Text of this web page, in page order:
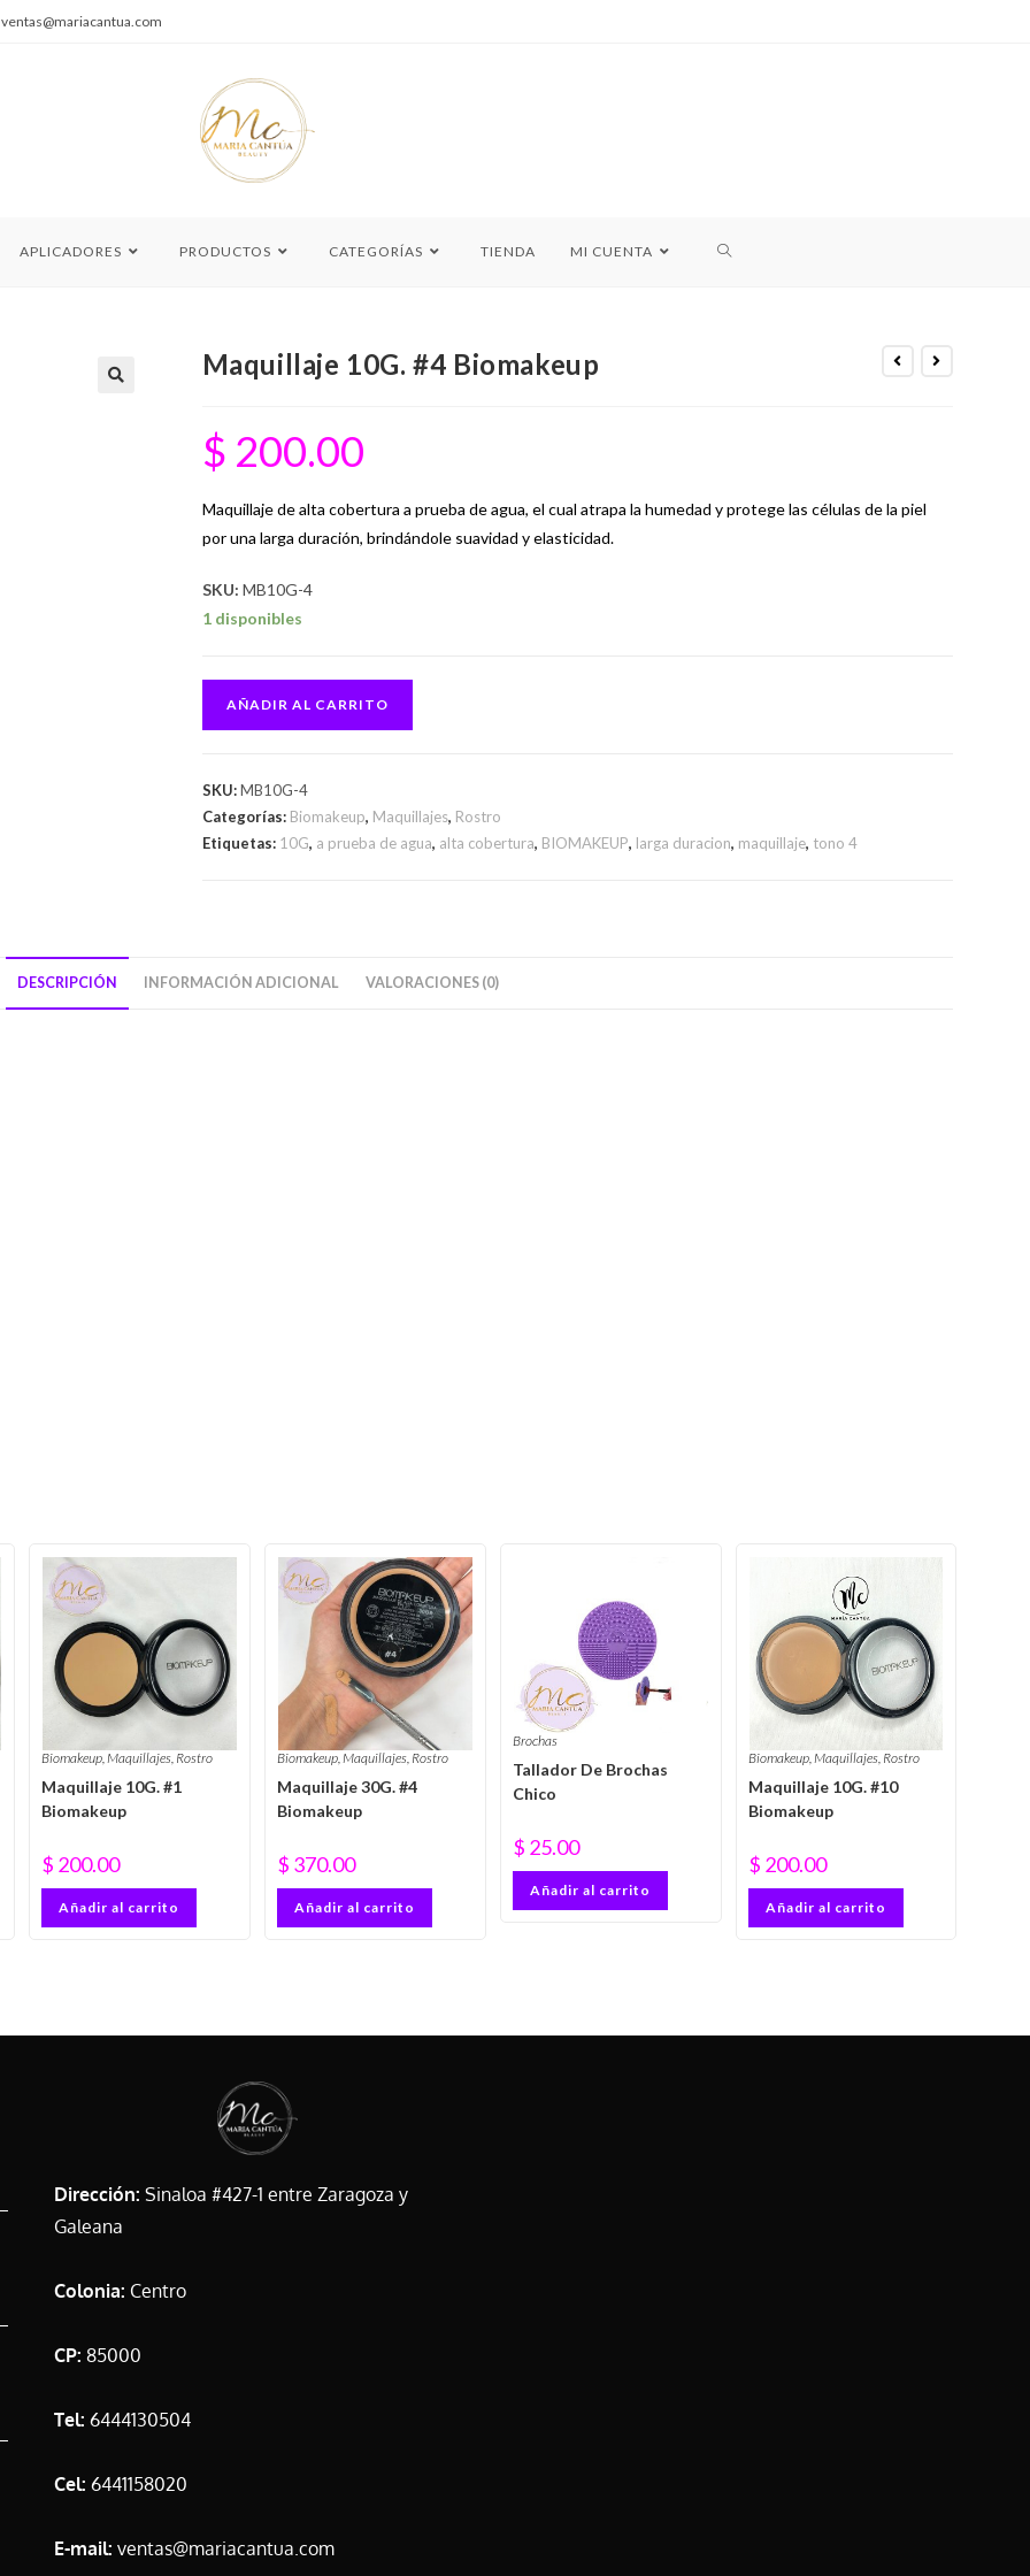
ventas@mariacantua.com
APLICADORES PRODUCTOS CATEGORÍAS TIENDA MI CUENTA
Maquillaje 10G. #4 Biomakeup
$ 200.00
Maquillaje de alta cobertura a prueba de agua, el cual atrapa la humedad y protege las células de la piel
por una larga duración, brindándole suavidad y elasticidad.
SKU: MB10G-4
1 disponibles
AÑADIR AL CARRITO
SKU:MB10G-4
Categorías: Biomakeup, Maquillajes, Rostro
Etiquetas: 10G, a prueba de agua, alta cobertura, BIOMAKEUP, larga duracion, maquillaje, tono 4
DESCRIPCIÓN INFORMACIÓN ADICIONAL VALORACIONES (0)
Biomakeup,Maquillajes, Rostro
Maquillaje 10G. #1
Biomakeup
$ 200.00
Añadir al carrito
Biomakeup,Maquillajes, Rostro
Maquillaje 30G. #4
Biomakeup
$ 370.00
Añadir al carrito
Brochas
Tallador De Brochas
Chico
$ 25.00
Añadir al carrito
Biomakeup,Maquillajes, Rostro
Maquillaje 10G. #10
Biomakeup
$ 200.00
Añadir al carrito
Dirección: Sinaloa #427-1 entre Zaragoza y
Galeana
Colonia: Centro
CP: 85000
Tel: 6444130504
Cel: 6441158020
E-mail: ventas@mariacantua.com